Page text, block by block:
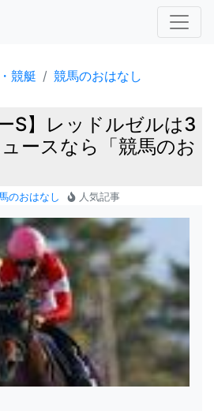
競艇 競馬のおはなし
S】レッドルゼルは3
ースなら「競馬のお
のおはなし 人気記事